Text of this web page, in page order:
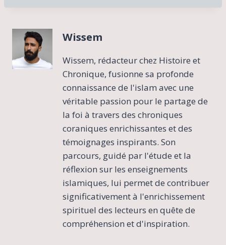
Wissem
Wissem, rédacteur chez Histoire et
Chronique, fusionne sa profonde
connaissance de l'islam avec une
véritable passion pour le partage de
la foi à travers des chroniques
coraniques enrichissantes et des
témoignages inspirants. Son
parcours, guidé par l'étude et la
réflexion sur les enseignements
islamiques, lui permet de contribuer
significativement à l'enrichissement
spirituel des lecteurs en quête de
compréhension et d'inspiration.